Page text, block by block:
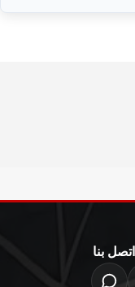
اتصل بنا